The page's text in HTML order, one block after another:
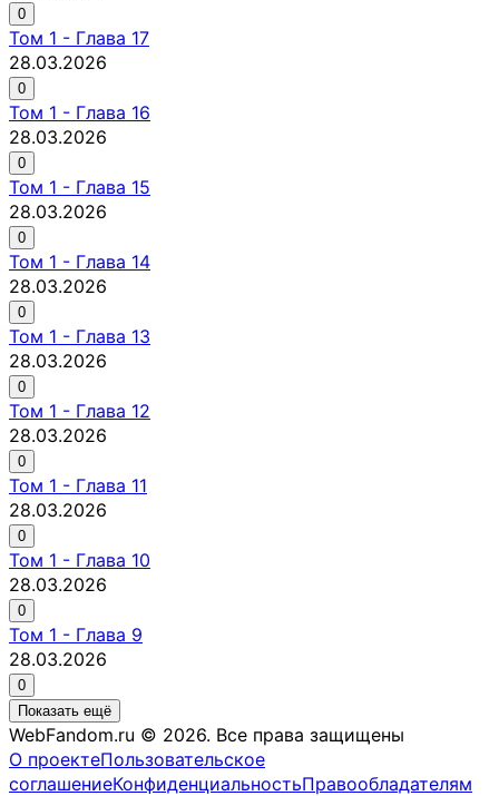
0
Том 1 - Глава 17
28.03.2026
0
Том 1 - Глава 16
28.03.2026
0
Том 1 - Глава 15
28.03.2026
0
Том 1 - Глава 14
28.03.2026
0
Том 1 - Глава 13
28.03.2026
0
Том 1 - Глава 12
28.03.2026
0
Том 1 - Глава 11
28.03.2026
0
Том 1 - Глава 10
28.03.2026
0
Том 1 - Глава 9
28.03.2026
0
Показать ещё
WebFandom.ru © 2026. Все права защищены
О проектеПользовательское
соглашениеКонфиденциальностьПравообладателям